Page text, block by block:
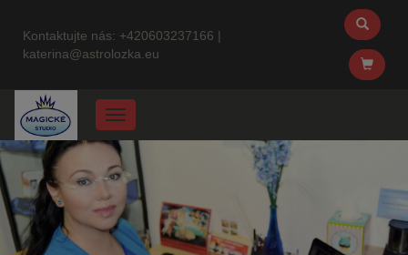
Kontaktujte nás: +420603237166 |
katerina@astrolozka.eu
Menu